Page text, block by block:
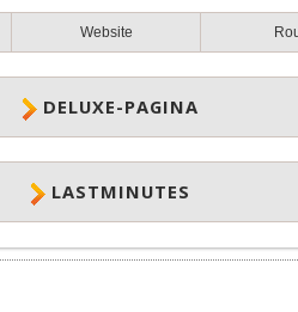
Website
DELUXE-PAGINA
LASTMINUTES